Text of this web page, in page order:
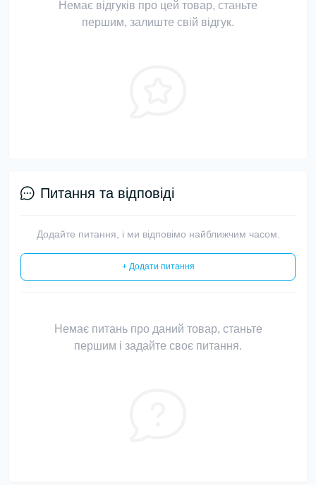
Немає відгуків про цей товар, станьте
першим, залиште свій відгук.
Питання та відповіді
Додайте питання, і ми відповімо найближчим часом.
+ Додати питання
Немає питань про даний товар, станьте
першим і задайте своє питання.